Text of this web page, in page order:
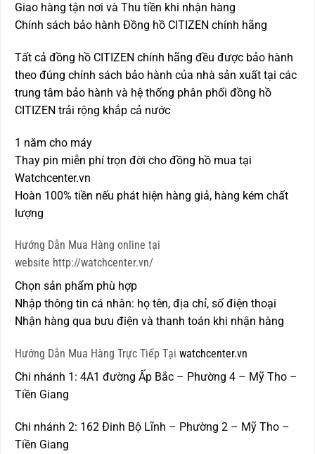
Giao hàng tận nơi và Thu tiền khi nhận hàng
Chính sách bảo hành Đồng hồ CITIZEN chính hãng
Tất cả đồng hồ CITIZEN chính hãng đều được bảo hành
theo đúng chính sách bảo hành của nhà sản xuất tại các
trung tâm bảo hành và hệ thống phân phối đồng hồ
CITIZEN trải rộng khắp cả nước
1 năm cho máy
Thay pin miễn phí trọn đời cho đồng hồ mua tại
Watchcenter.vn
Hoàn 100% tiền nếu phát hiện hàng giả, hàng kém chất
lượng
Hướng Dẫn Mua Hàng online tại
website http://watchcenter.vn/
Chọn sản phẩm phù hợp
Nhập thông tin cá nhân: họ tên, địa chỉ, số điện thoại
Nhận hàng qua bưu điện và thanh toán khi nhận hàng
Hướng Dẫn Mua Hàng Trực Tiếp Tại watchcenter.vn
Chi nhánh 1: 4A1 đường Ấp Bắc – Phường 4 – Mỹ Tho –
Tiền Giang
Chi nhánh 2: 162 Đinh Bộ Lĩnh – Phường 2 – Mỹ Tho –
Tiền Giang